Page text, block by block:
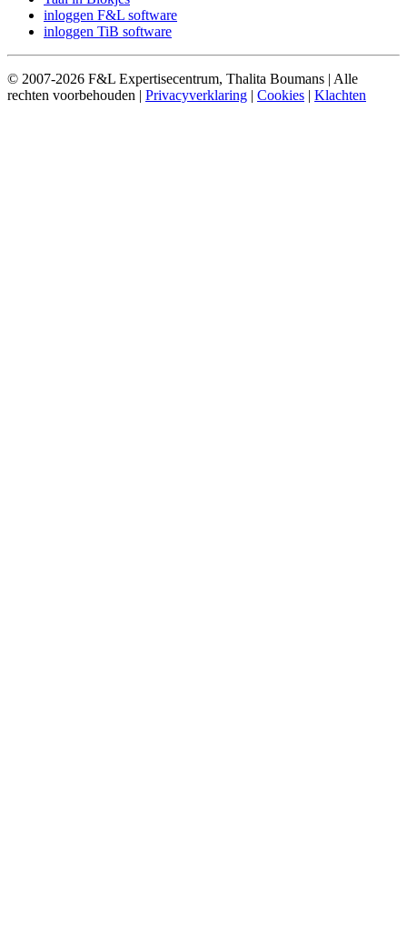
inloggen F&L software
inloggen TiB software
© 2007-2026 F&L Expertisecentrum, Thalita Boumans | Alle
rechten voorbehouden | Privacyverklaring | Cookies | Klachten